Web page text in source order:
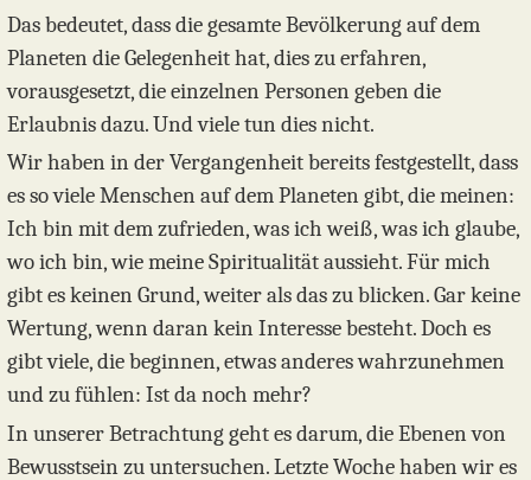
Das bedeutet, dass die gesamte Bevölkerung auf dem
Planeten die Gelegenheit hat, dies zu erfahren,
vorausgesetzt, die einzelnen Personen geben die
Erlaubnis dazu. Und viele tun dies nicht.
Wir haben in der Vergangenheit bereits festgestellt, dass
es so viele Menschen auf dem Planeten gibt, die meinen:
Ich bin mit dem zufrieden, was ich weiß, was ich glaube,
wo ich bin, wie meine Spiritualität aussieht. Für mich
gibt es keinen Grund, weiter als das zu blicken. Gar keine
Wertung, wenn daran kein Interesse besteht. Doch es
gibt viele, die beginnen, etwas anderes wahrzunehmen
und zu fühlen: Ist da noch mehr?
In unserer Betrachtung geht es darum, die Ebenen von
Bewusstsein zu untersuchen. Letzte Woche haben wir es